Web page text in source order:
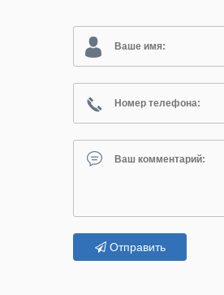
Отправить